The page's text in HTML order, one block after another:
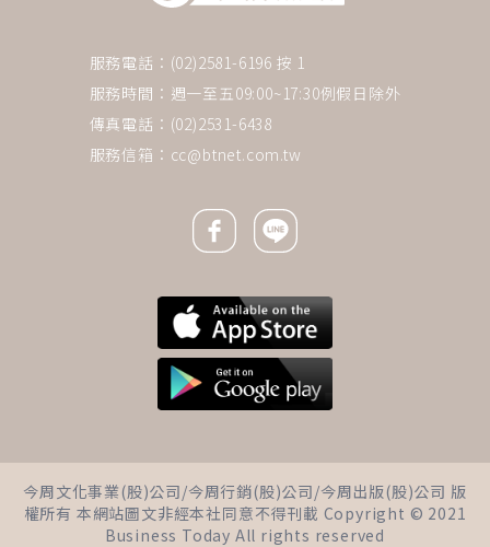
一直喝水還是口渴？50歲男「熱
衰竭」 醫師：嚴重中暑死亡率
高，這些症狀別輕忽
服務電話：(02)2581-6196 按 1
服務時間：週一至五09:00~17:30例假日除外
傳真電話：(02)2531-6438
服務信箱： cc@btnet.com.tw
Facebook icon
Line icon
今周文化事業(股)公司/今周行銷(股)公司/今周出版(股)公司 版
權所有 本網站圖文非經本社同意不得刊載 Copyright © 2021
Business Today All rights reserved